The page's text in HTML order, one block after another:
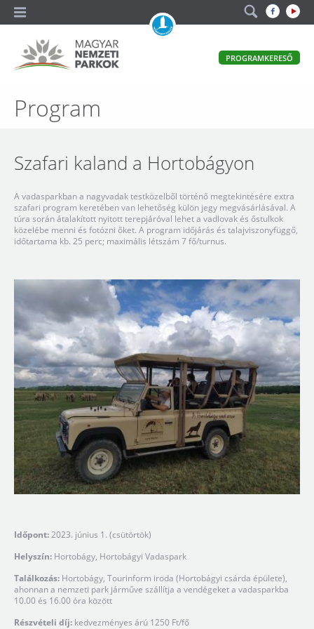
Magyar
Parkok
PROGRAMKERESŐ
Program
Szafari kaland a Hortobágyon
A vadasparkban a nagyvadak testközelből történő megtekintésére extra
szafari program keretében van lehetőség külön jegy megvásárlásával. A
túra során átalakított nyitott terepjáróval lehet a vadlovak és őstulkok
közelébe menni és fotózni őket. A program időjárás és talajviszonyfüggő,
időtartama kb. 25 perc; maximális létszám 7 fő/turnus.
Időpont:2023. június 1. (csütörtök)
Helyszín: Hortobágy, Hortobágyi Vadaspark
Találkozás: Hortobágy, Tourinform iroda (Hortobágyi csárda épülete),
ahonnan a nemzeti park járműve szállítja a vendégeket a vadasparkba
10.00 és 16.00 óra között
Részvételi díj: kedvezményes árú 1250 Ft/fő